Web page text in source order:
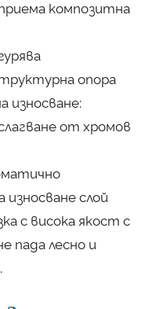
композитна
опора
износване:
от хромов
износване слой
с висока якост с
пада лесно и